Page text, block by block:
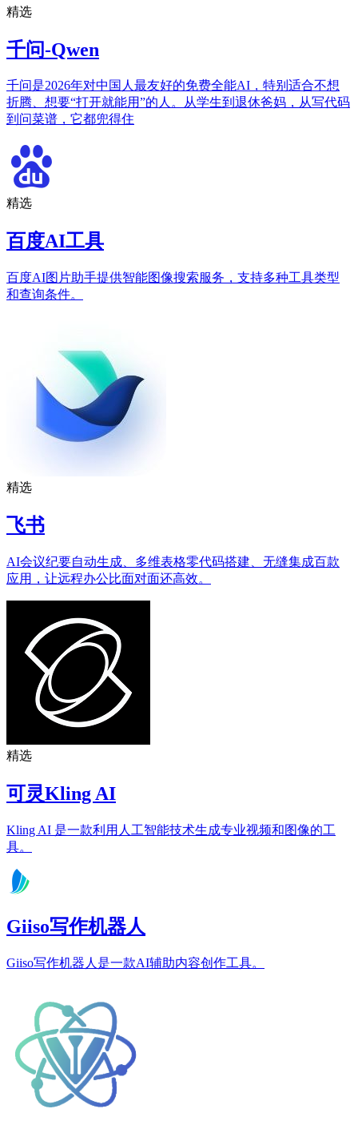
精选
千问-Qwen
千问是2026年对中国人最友好的免费全能AI，特别适合不想
折腾、想要“打开就能用”的人。从学生到退休爸妈，从写代码
到问菜谱，它都兜得住
精选
百度AI工具
百度AI图片助手提供智能图像搜索服务，支持多种工具类型
和查询条件。
精选
飞书
AI会议纪要自动生成、多维表格零代码搭建、无缝集成百款
应用，让远程办公比面对面还高效。
精选
可灵Kling AI
Kling AI 是一款利用人工智能技术生成专业视频和图像的工
具。
Giiso写作机器人
Giiso写作机器人是一款AI辅助内容创作工具。